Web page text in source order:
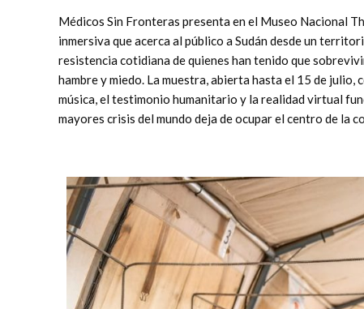
Médicos Sin Fronteras presenta en el Museo Nacional
inmersiva que acerca al público a Sudán desde un
resistencia cotidiana de quienes han tenido que
hambre y miedo. La muestra, abierta hasta el 15 de
música, el testimonio humanitario y la realidad virtual
mayores crisis del mundo deja de ocupar el centro de la